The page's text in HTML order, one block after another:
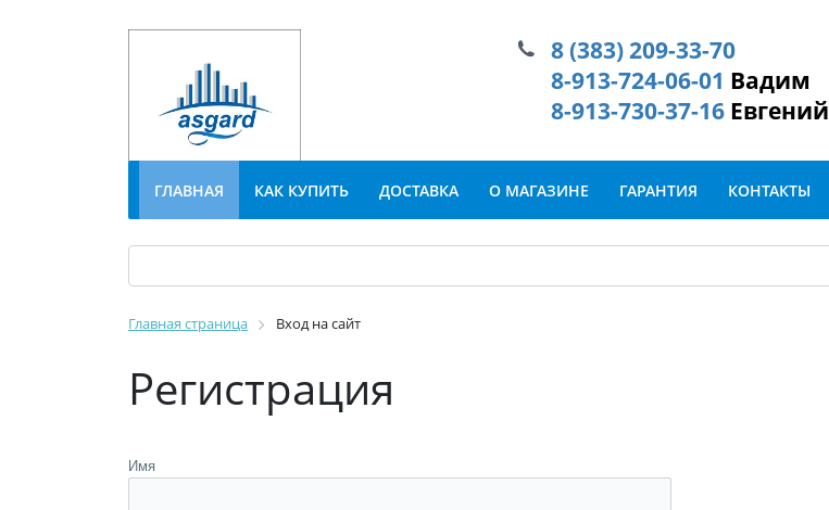
8 (383) 209-33-70
8-913-724-06-01 Вадим
8-913-730-37-16 Евгений
ГЛАВНАЯ КАК КУПИТЬ ДОСТАВКА О МАГАЗИНЕ ГАРАНТИЯ КОНТАКТЫ
Главная страница Вход на сайт
Регистрация
Имя